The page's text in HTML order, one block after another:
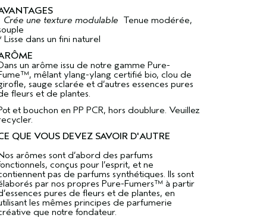
Crée une texture modulable Tenue modérée,
Lisse dans un fini naturel
un arôme issu de notre gamme Pure-
mêlant ylang-ylang certifié bio, clou de
sauge sclarée et d’autres essences pures
fleurs et de plantes.
et bouchon en PP PCR, hors doublure. Veuillez
QUE VOUS DEVEZ SAVOIR D'AUTRE
arômes sont d’abord des parfums
conçus pour l’esprit, et ne
pas de parfums synthétiques. Ils sont
par nos propres Pure-Fumers™ à partir
pures de fleurs et de plantes, en
les mêmes principes de parfumerie
que notre fondateur.